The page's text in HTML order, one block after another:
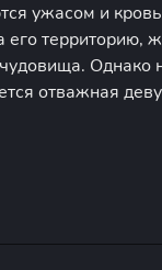
ужасом и
его территорию,
Однако
отважная